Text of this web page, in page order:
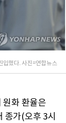
입했다. 사진=연합뉴스
원화 환율은
종가(오후 3시